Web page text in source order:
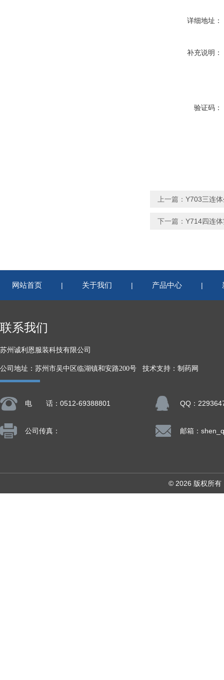
详细地址：
补充说明：
验证码：
上一篇： Y703三连
下一篇： Y714四连
网站首页 | 关于我们 | 产品中心 |
联系我们
苏州诚利恩服装科技有限公司
公司地址：苏州市吴中区临湖镇和安路200号 技术支持： 制药网
电 话：0512-69388801 QQ：
公司传真：
© 2026 版权所